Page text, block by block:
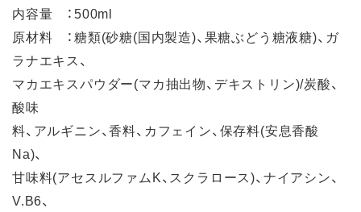
内容量 ：500ml
原材料 ：糖類(砂糖(国内製造)、果糖ぶどう糖液糖)、ガ
ラナエキス、
マカエキスパウダー(マカ抽出物、デキストリン)/炭酸、
酸味
料、アルギニン、香料、カフェイン、保存料(安息香酸
Na)、
甘味料(アセスルファムK、スクラロース)、ナイアシン、
V.B6、